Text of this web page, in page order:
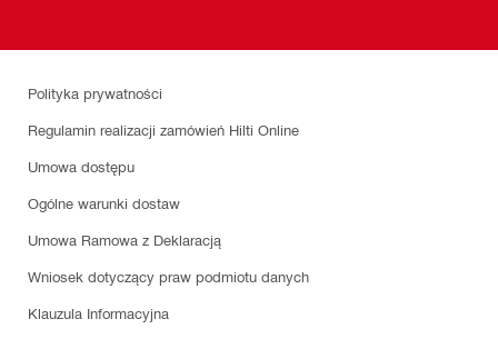
Polityka prywatności
Regulamin realizacji zamówień Hilti Online
Umowa dostępu
Ogólne warunki dostaw
Umowa Ramowa z Deklaracją
Wniosek dotyczący praw podmiotu danych
Klauzula Informacyjna